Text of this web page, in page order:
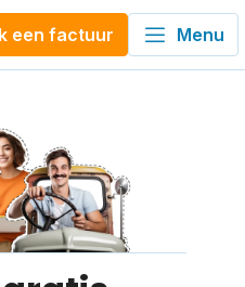
een factuur Menu